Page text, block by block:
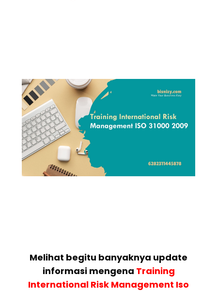
Melihat begitu banyaknya update
informasi mengena Training
International Risk Management Iso